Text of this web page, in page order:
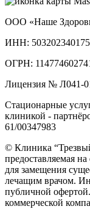
ООО «Наше
ИНН: 503202340175
ОГРН:
Лицензия № Л041-
Стационарные
клиникой -
61/00347983
© Клиника
предоставляемая
для замещения
лечащим врачом.
публичной
коммерческой